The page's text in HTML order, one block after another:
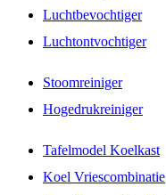
Luchtbevochtiger
Luchtontvochtiger
Stoomreiniger
Hogedrukreiniger
Tafelmodel Koelkast
Koel Vriescombinatie